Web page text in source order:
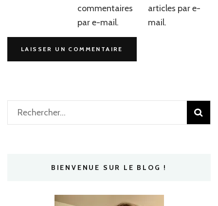
commentaires
par e-mail.
articles par e-
mail.
Rechercher :
BIENVENUE SUR LE BLOG !